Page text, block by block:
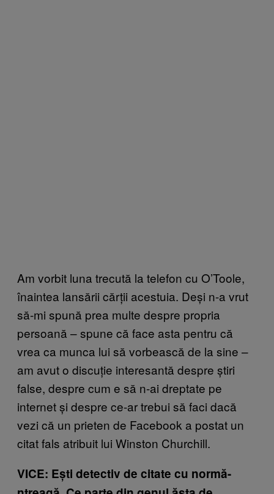
Am vorbit luna trecută la telefon cu O’Toole,
înaintea lansării cărții acestuia. Deși n-a vrut
să-mi spună prea multe despre propria
persoană – spune că face asta pentru că
vrea ca munca lui să vorbească de la sine –
am avut o discuție interesantă despre știri
false, despre cum e să n-ai dreptate pe
internet și despre ce-ar trebui să faci dacă
vezi că un prieten de Facebook a postat un
citat fals atribuit lui Winston Churchill.
VICE: Ești detectiv de citate cu normă-